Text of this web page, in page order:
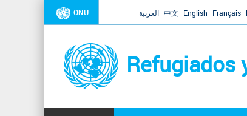
ONU العربية 中文 English Français
Refugiados